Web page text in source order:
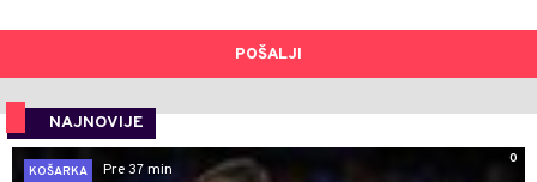
POŠALJI
NAJNOVIJE
0
KOŠARKA
Pre 37 min